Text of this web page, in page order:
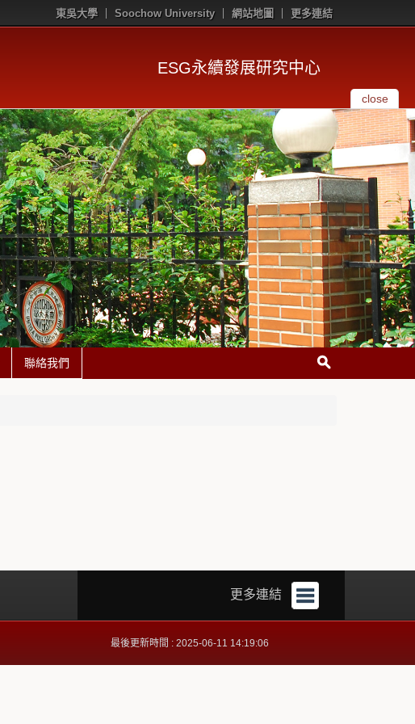
東吳大學 Soochow University 網站地圖 更多連結
ESG永續發展研究中心
close
聯絡我們
更多連結
最後更新時間 : 2025-06-11 14:19:06